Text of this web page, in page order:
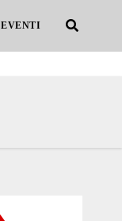
EVENTI